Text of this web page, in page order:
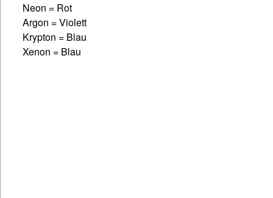
Neon = Rot
Argon = Violett
Krypton = Blau
Xenon = Blau